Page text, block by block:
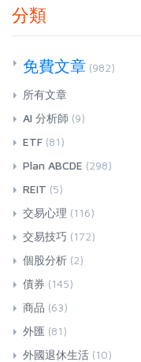
分類
免費文章 (982)
所有文章
AI 分析師 (9)
ETF (81)
Plan ABCDE (298)
REIT (5)
交易心理 (116)
交易技巧 (172)
個股分析 (2)
債券 (145)
商品 (63)
外匯 (81)
外國退休生活 (10)